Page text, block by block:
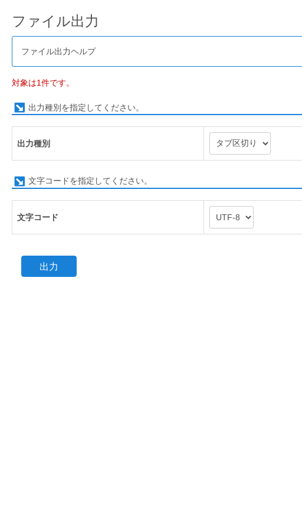
ファイル出力
ファイル出力ヘルプ
対象は1件です。
出力種別を指定してください。
出力種別
文字コードを指定してください。
文字コード